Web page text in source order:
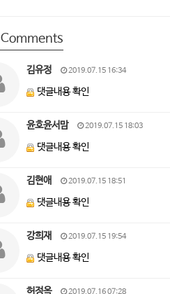
Comments
김유정 2019.07.15 16:34
댓글내용 확인
윤호윤서맘 2019.07.15 18:03
댓글내용 확인
김현애 2019.07.15 18:51
댓글내용 확인
강희재 2019.07.15 19:54
댓글내용 확인
허정옥 2019.07.16 07:28